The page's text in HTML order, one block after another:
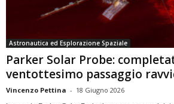
Astronautica ed Esplorazione Spaziale
Parker Solar Probe:
ventottesimo passaggio
Vincenzo Pettina - 18 Giugno 2026